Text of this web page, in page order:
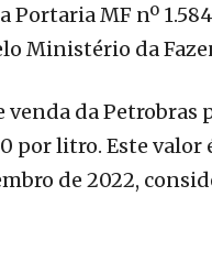
Portaria MF nº
Ministério da
venda da
por litro. Este valor
de 2022,